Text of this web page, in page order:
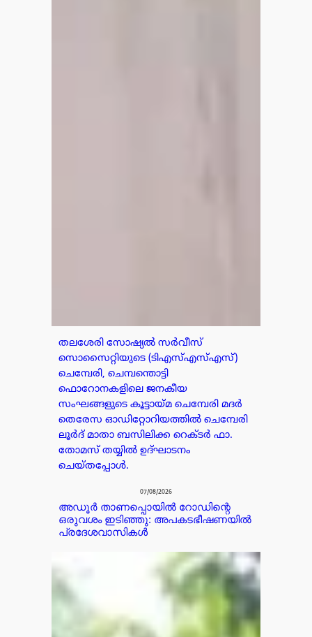
തലശേരി സോഷ്യൽ സർവീസ്
സൊസൈറ്റിയുടെ (ടിഎസ്എസ്എസ്)
ചെമ്പേരി, ചെമ്പന്തൊട്ടി
ഫൊറോനകളിലെ ജനകീയ
സംഘങ്ങളുടെ കൂട്ടായ്മ ചെമ്പേരി മദർ
തെരേസ ഓഡിറ്റോറിയത്തിൽ ചെമ്പേരി
ലൂർദ് മാതാ ബസിലിക്ക റെക്ടർ ഫാ.
തോമസ് തയ്യിൽ ഉദ്ഘാടനം
ചെയ്തപ്പോൾ.
07/08/2026
അഡൂർ താണപ്പൊയിൽ റോഡിന്റെ
ഒരുവശം ഇടിഞ്ഞു: അപകടഭീഷണയിൽ
പ്രദേശവാസികൾ